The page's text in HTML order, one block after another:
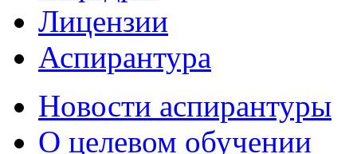
Лицензии
Аспирантура
Новости аспирантуры
О целевом обучении